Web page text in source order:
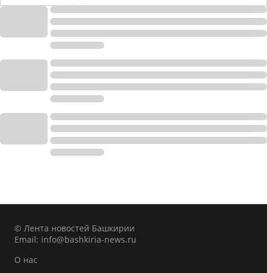
© Лента новостей Башкирии
Email: info@bashkiria-news.ru
О нас